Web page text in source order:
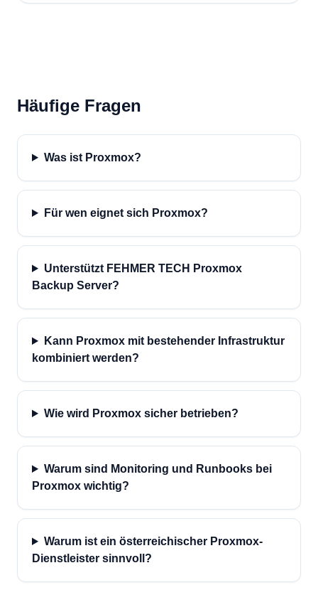
Häufige Fragen
Was ist Proxmox?
Für wen eignet sich Proxmox?
Unterstützt FEHMER TECH Proxmox
Backup Server?
Kann Proxmox mit bestehender Infrastruktur
kombiniert werden?
Wie wird Proxmox sicher betrieben?
Warum sind Monitoring und Runbooks bei
Proxmox wichtig?
Warum ist ein österreichischer Proxmox-
Dienstleister sinnvoll?